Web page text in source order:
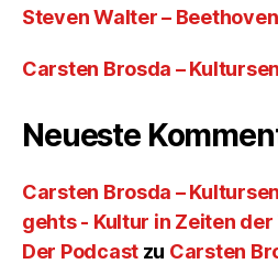
Steven Walter –
Carsten Brosda –
Neueste
Carsten Brosda –
gehts - Kultur in Zeiten
Der Podcast zu Carsten